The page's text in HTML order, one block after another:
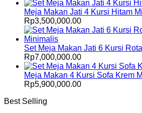
Meja Makan Jati 4 Kursi Hitam
Rp3,500,000.00
Set Meja Makan Jati 6 Kursi
Rp7,000,000.00
Meja Makan 4 Kursi Sofa Krem
Rp5,900,000.00
Best Selling